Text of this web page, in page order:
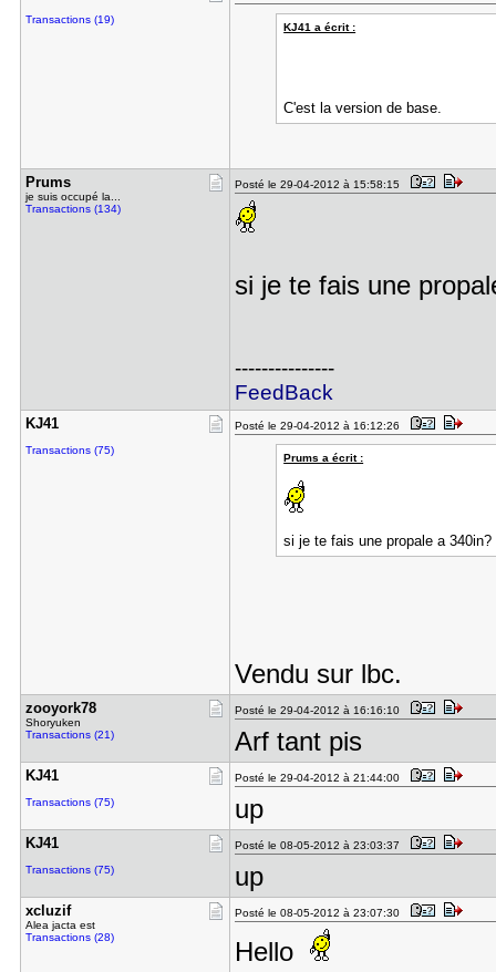
Transactions (19)
KJ41 a écrit :
C'est la version de base.
Prums
je suis occupé la...
Transactions (134)
Posté le 29-04-2012 à 15:58:15
si je te fais une
---------------
FeedBack
KJ41
Transactions (75)
Posté le 29-04-2012 à 16:12:26
Prums a écrit :
si je te fais une propale a 340in?
Vendu sur lbc.
zooyork78
Shoryuken
Transactions (21)
Posté le 29-04-2012 à 16:16:10
Arf tant pis
KJ41
Transactions (75)
Posté le 29-04-2012 à 21:44:00
up
KJ41
Transactions (75)
Posté le 08-05-2012 à 23:03:37
up
xcluzif
Alea jacta est
Transactions (28)
Posté le 08-05-2012 à 23:07:30
Hello